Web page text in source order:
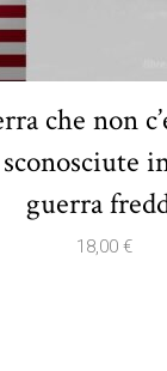
che non
guerra
18,00 €